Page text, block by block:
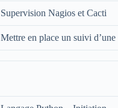
Supervision Nagios et Cacti
Mettre en place un suivi